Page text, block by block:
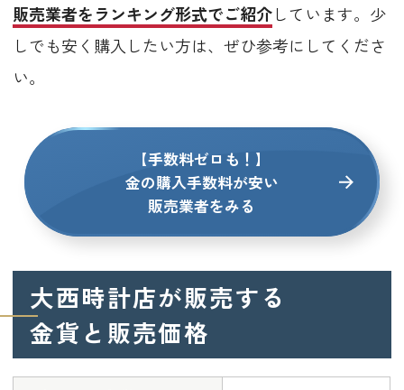
販売業者をランキング形式でご紹介しています。少
しでも安く購入したい方は、ぜひ参考にしてくださ
い。
【手数料ゼロも！】
金の購入手数料が安い
販売業者をみる
大西時計店が販売する
金貨と販売価格